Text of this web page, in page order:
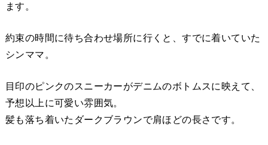
ます。
約束の時間に待ち合わせ場所に行くと、すでに着いていた
シンママ。
目印のピンクのスニーカーがデニムのボトムスに映えて、
予想以上に可愛い雰囲気。
髪も落ち着いたダークブラウンで肩ほどの長さです。